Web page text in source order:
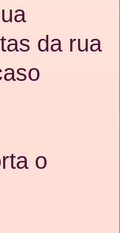
da rua
o